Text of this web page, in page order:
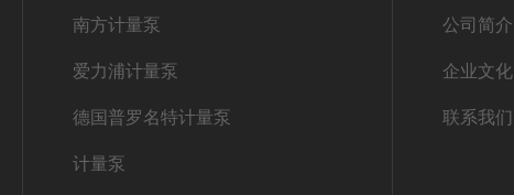
南方计量泵
爱力浦计量泵
德国普罗名特计量泵
计量泵
公司简介
企业文化
联系我们